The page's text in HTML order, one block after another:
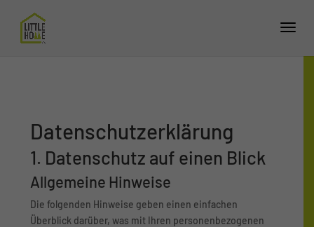
Datenschutz­erklärung
1. Datenschutz auf einen Blick
Allgemeine Hinweise
Die folgenden Hinweise geben einen einfachen
Überblick darüber, was mit Ihren personenbezogenen